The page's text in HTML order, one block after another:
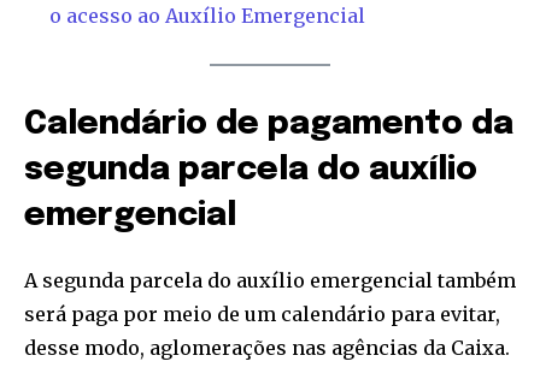
o acesso ao Auxílio Emergencial
Calendário de pagamento da
segunda parcela do auxílio
emergencial
A segunda parcela do auxílio emergencial também
será paga por meio de um calendário para evitar,
desse modo, aglomerações nas agências da Caixa.